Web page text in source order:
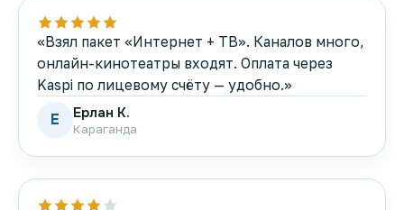
«Взял пакет «Интернет + ТВ». Каналов много,
онлайн-кинотеатры входят. Оплата через
Kaspi по лицевому счёту — удобно.»
Е Ерлан К.
Караганда